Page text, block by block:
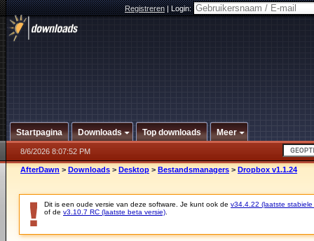
Registreren|Login:
Startpagina Downloads Top downloads Meer
8/6/2026 8:07:52 PM
AfterDawn > Downloads > Desktop > Bestandsmanagers > Dropbox v1.1.24
Dit is een oude versie van deze software. Je kunt ook de v34.4.22 (laatste stabiele
of de v3.10.7 RC (laatste beta versie)